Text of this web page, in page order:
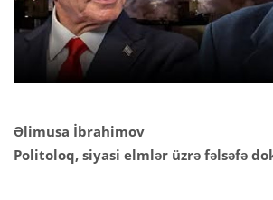
Əlimusa İbrahimov
Politoloq, siyasi elmlər üzrə fəlsəfə